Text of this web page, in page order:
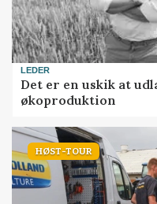
LEDER
Det er en uskik at
økoproduktion
HØST-TOUR